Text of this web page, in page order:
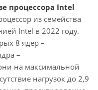
процессора Intel
из семейства
Intel в 2022 году.
8 ядер –
–
на максимальной
нагрузок до 2,9